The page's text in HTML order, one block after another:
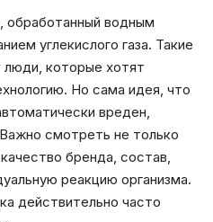
водным
углекислого газа. Такие
которые хотят
Но сама идея, что
вреден,
смотреть не только
бренда, состав,
реакцию организма.
действительно часто